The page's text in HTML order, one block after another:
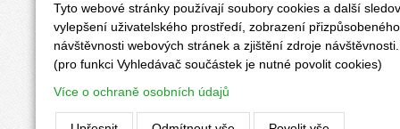
Tyto webové stránky používají soubory cookies a další
vylepšení uživatelského prostředí, zobrazení
návštěvnosti webových stránek a zjištění zdroje návštěvnosti.
(pro funkci Vyhledávač součástek je nutné povolit cookies)
Více o ochraně osobních údajů